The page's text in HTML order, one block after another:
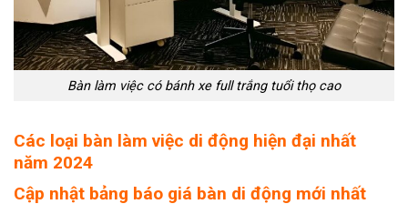
Bàn làm việc có bánh xe full trắng tuổi thọ cao
Các loại bàn làm việc di động hiện đại nhất
năm 2024
Cập nhật bảng báo giá bàn di động mới nhất